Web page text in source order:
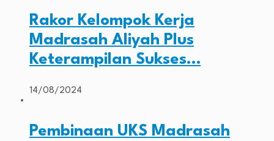
Rakor Kelompok Kerja
Madrasah Aliyah Plus
Keterampilan Sukses…
14/08/2024
Pembinaan UKS Madrasah